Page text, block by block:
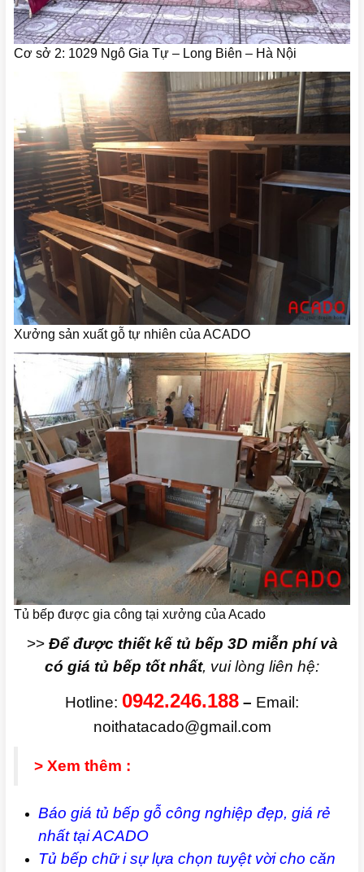
Cơ sở 2: 1029 Ngô Gia Tự – Long Biên – Hà Nội
Xưởng sản xuất gỗ tự nhiên của ACADO
Tủ bếp được gia công tại xưởng của Acado
>>Để được thiết kế tủ bếp 3D miễn phí và
có giá tủ bếp tốt nhất, vui lòng liên hệ:
Hotline: 0942.246.188 – Email:
noithatacado@gmail.com
> Xem thêm :
Báo giá tủ bếp gỗ công nghiệp đẹp, giá rẻ
nhất tại ACADO
Tủ bếp chữ i sự lựa chọn tuyệt vời cho căn